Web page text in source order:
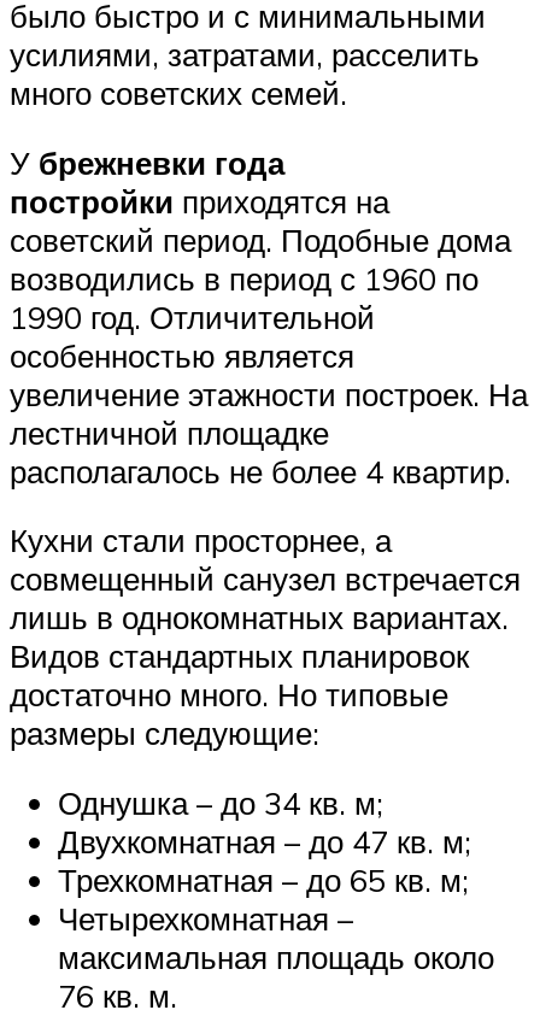
было быстро и с минимальными
усилиями, затратами, расселить
много советских семей.
У брежневки года
постройки приходятся на
советский период. Подобные дома
возводились в период с 1960 по
1990 год. Отличительной
особенностью является
увеличение этажности построек. На
лестничной площадке
располагалось не более 4 квартир.
Кухни стали просторнее, а
совмещенный санузел встречается
лишь в однокомнатных вариантах.
Видов стандартных планировок
достаточно много. Но типовые
размеры следующие:
Однушка – до 34 кв. м;
Двухкомнатная – до 47 кв. м;
Трехкомнатная – до 65 кв. м;
Четырехкомнатная –
максимальная площадь около
76 кв. м.